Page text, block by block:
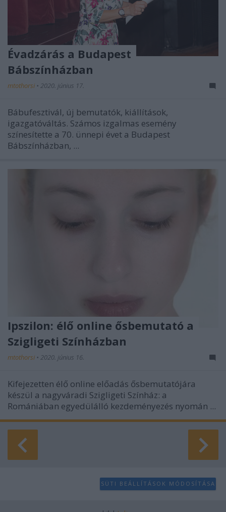
Évadzárás a Budapest
Bábszínházban
mtothorsi • 2020. június 17.
Bábufesztivál, új bemutatók, kiállítások,
igazgatóváltás. Számos izgalmas esemény
színesítette a 70. ünnepi évet a Budapest
Bábszínházban, ...
Ipszilon: élő online ősbemutató a
Szigligeti Színházban
mtothorsi • 2020. június 16.
Kifejezetten élő online előadás ősbemutatójára
készül a nagyváradi Szigligeti Színház: a
Romániában egyedülálló kezdeményezés nyomán ...
SÜTI BEÁLLÍTÁSOK MÓDOSÍTÁSA